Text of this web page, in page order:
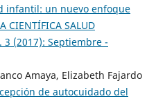
infantil: un nuevo enfoque
CIENTÍFICA SALUD
3 (2017): Septiembre -
Amaya, Elizabeth Fajardo
de autocuidado del